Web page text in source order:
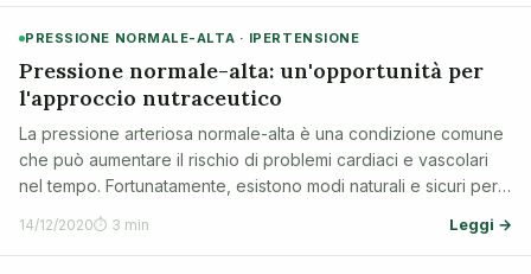
PRESSIONE NORMALE-ALTA · IPERTENSIONE
Pressione normale-alta: un'opportunità per
l'approccio nutraceutico
La pressione arteriosa normale-alta è una condizione comune
che può aumentare il rischio di problemi cardiaci e vascolari
nel tempo. Fortunatamente, esistono modi naturali e sicuri per
aiutare a gestire questi valori, come l'adozione di uno stile di
vita sano …
14/12/2020⏱ 3 min Leggi →